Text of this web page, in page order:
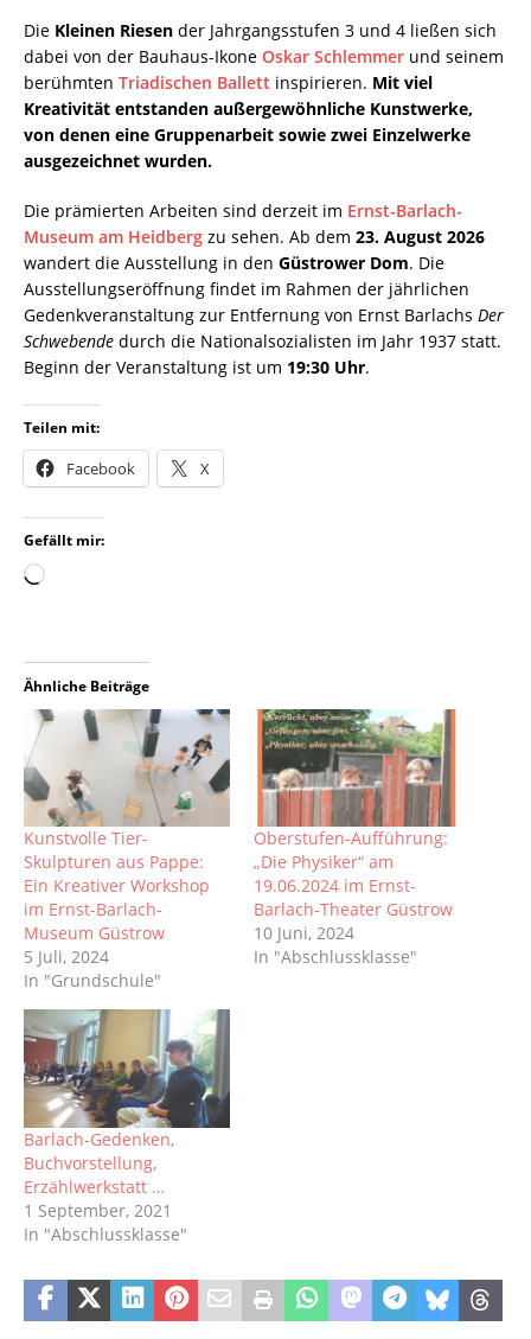
Die Kleinen Riesen der Jahrgangsstufen 3 und 4 ließen sich
dabei von der Bauhaus-Ikone Oskar Schlemmer und seinem
berühmten Triadischen Ballett inspirieren. Mit viel
Kreativität entstanden außergewöhnliche Kunstwerke,
von denen eine Gruppenarbeit sowie zwei Einzelwerke
ausgezeichnet wurden.
Die prämierten Arbeiten sind derzeit im Ernst-Barlach-
Museum am Heidberg zu sehen. Ab dem 23. August 2026
wandert die Ausstellung in den Güstrower Dom. Die
Ausstellungseröffnung findet im Rahmen der jährlichen
Gedenkveranstaltung zur Entfernung von Ernst Barlachs Der
Schwebende durch die Nationalsozialisten im Jahr 1937 statt.
Beginn der Veranstaltung ist um 19:30 Uhr.
Teilen mit:
Facebook X
Gefällt mir:
Ähnliche Beiträge
Kunstvolle Tier-
Skulpturen aus Pappe:
Ein Kreativer Workshop
im Ernst-Barlach-
Museum Güstrow
5 Juli, 2024
In "Grundschule"
Oberstufen-Aufführung:
„Die Physiker“ am
19.06.2024 im Ernst-
Barlach-Theater Güstrow
10 Juni, 2024
In "Abschlussklasse"
Barlach-Gedenken,
Buchvorstellung,
Erzählwerkstatt …
1 September, 2021
In "Abschlussklasse"